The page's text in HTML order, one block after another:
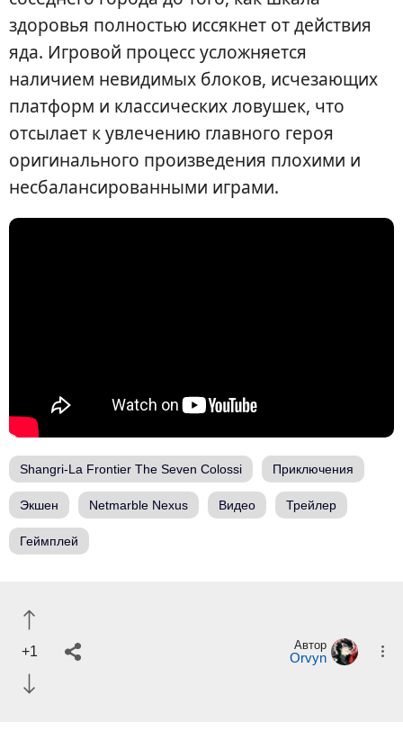
здоровья полностью иссякнет от действия
яда. Игровой процесс усложняется
наличием невидимых блоков, исчезающих
платформ и классических ловушек, что
отсылает к увлечению главного героя
оригинального произведения плохими и
несбалансированными играми.
Shangri-La Frontier The Seven Colossi Приключения
Экшен Netmarble Nexus Видео Трейлер
Геймплей
+1 Автор
Orvyn